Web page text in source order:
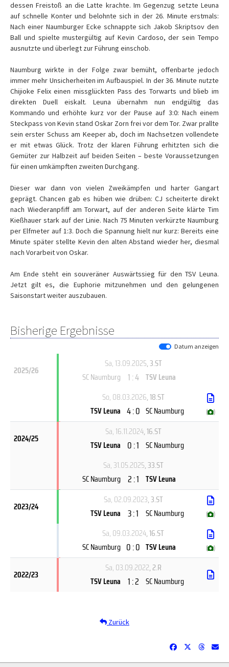
dessen Freistoß an die Latte krachte. Im Gegenzug setzte Leuna
auf schnelle Konter und belohnte sich in der 26. Minute erstmals:
Nach einer Naumburger Ecke schnappte sich Jakob Skriptsov den
Ball und spielte mustergültig auf Kevin Cardoso, der sein Tempo
ausnutzte und überlegt zur Führung einschob.
Naumburg wirkte in der Folge zwar bemüht, offenbarte jedoch
immer mehr Unsicherheiten im Aufbauspiel. In der 36. Minute nutzte
Chijioke Felix einen missglückten Pass des Torwarts und blieb im
direkten Duell eiskalt. Leuna übernahm nun endgültig das
Kommando und erhöhte kurz vor der Pause auf 3:0: Nach einem
Steckpass von Kevin stand Oskar Zorn frei vor dem Tor. Zwar prallte
sein erster Schuss am Keeper ab, doch im Nachsetzen vollendete
er mit etwas Glück. Trotz der klaren Führung erhitzten sich die
Gemüter zur Halbzeit auf beiden Seiten – beste Voraussetzungen
für einen umkämpften zweiten Durchgang.
Dieser war dann von vielen Zweikämpfen und harter Gangart
geprägt. Chancen gab es hüben wie drüben: CJ scheiterte direkt
nach Wiederanpfiff am Torwart, auf der anderen Seite klärte Tim
Kießhauer stark auf der Linie. Nach 75 Minuten verkürzte Naumburg
per Elfmeter auf 1:3. Doch die Spannung hielt nur kurz: Bereits eine
Minute später stellte Kevin den alten Abstand wieder her, diesmal
nach Vorarbeit von Oskar.
Am Ende steht ein souveräner Auswärtssieg für den TSV Leuna.
Jetzt gilt es, die Euphorie mitzunehmen und den gelungenen
Saisonstart weiter auszubauen.
Bisherige Ergebnisse
Datum anzeigen
2025/26
Sa, 13.09.2025, 3.ST
SC Naumburg 1 : 4 TSV Leuna
So, 08.03.2026, 18.ST
TSV Leuna 4 : 0 SC Naumburg ( )
2024/25
Sa, 16.11.2024, 16.ST
TSV Leuna 0 : 1 SC Naumburg
Sa, 31.05.2025, 33.ST
SC Naumburg 2 : 1 TSV Leuna
2023/24
Sa, 02.09.2023, 3.ST
TSV Leuna 3 : 1 SC Naumburg ( )
Sa, 09.03.2024, 16.ST
SC Naumburg 0 : 0 TSV Leuna ( )
2022/23
Sa, 03.09.2022, 2.R
TSV Leuna 1 : 2 SC Naumburg
Zurück